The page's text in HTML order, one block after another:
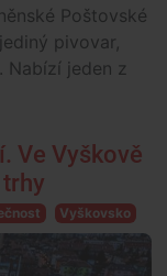
Poštovské
pivovar,
Nabízí jeden z
Ve Vyškově
Vyškovsko